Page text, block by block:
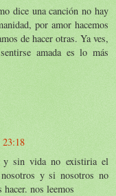
dice una canción no hay
por amor hacemos
de hacer otras. Ya ves,
amada es lo más
23:18
y sin vida no existiria el
y si nosotros no
nos leemos